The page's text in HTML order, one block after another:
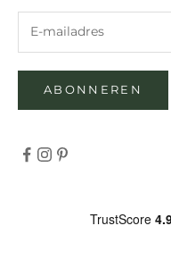
ABONNEREN